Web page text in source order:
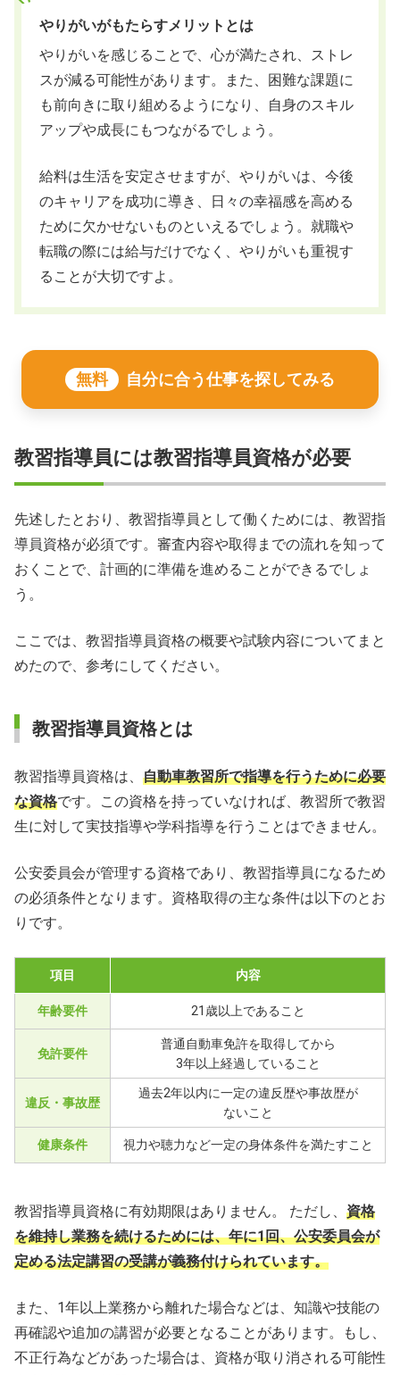
やりがいがもたらすメリットとは
やりがいを感じることで、心が満たされ、ストレ
スが減る可能性があります。また、困難な課題に
も前向きに取り組めるようになり、自身のスキル
アップや成長にもつながるでしょう。
給料は生活を安定させますが、やりがいは、今後
のキャリアを成功に導き、日々の幸福感を高める
ために欠かせないものといえるでしょう。就職や
転職の際には給与だけでなく、やりがいも重視す
ることが大切ですよ。
無料 自分に合う仕事を探してみる
教習指導員には教習指導員資格が必要
先述したとおり、教習指導員として働くためには、教習指
導員資格が必須です。審査内容や取得までの流れを知って
おくことで、計画的に準備を進めることができるでしょ
う。
ここでは、教習指導員資格の概要や試験内容についてまと
めたので、参考にしてください。
教習指導員資格とは
教習指導員資格は、 自動車教習所で指導を行うために必要
な資格です。この資格を持っていなければ、教習所で教習
生に対して実技指導や学科指導を行うことはできません。
公安委員会が管理する資格であり、教習指導員になるため
の必須条件となります。資格取得の主な条件は以下のとお
りです。
項目 内容
年齢要件 21歳以上であること
免許要件
普通自動車免許を取得してから
3年以上経過していること
違反・事故歴
過去2年以内に一定の違反歴や事故歴が
ないこと
健康条件 視力や聴力など一定の身体条件を満たすこと
教習指導員資格に有効期限はありません。 ただし、 資格
を維持し業務を続けるためには、年に1回、公安委員会が
定める法定講習の受講が義務付けられています。
また、1年以上業務から離れた場合などは、知識や技能の
再確認や追加の講習が必要となることがあります。もし、
不正行為などがあった場合は、資格が取り消される可能性